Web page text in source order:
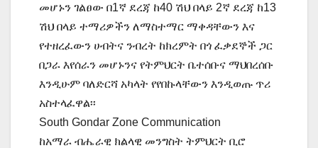
መሆኑን ገልፀው በ1ኛ ደረጃ ከ40 ሽህ በላይ 2ኛ ደረጃ ከ13
ሽህ በላይ ተማሪዎችን ለማስተማር ማቀዳቸውን እና
የተዘረፈውን ሀብትና ንብረት ከክረምት በጎ ፈቃደኞች ጋር
በጋራ እየሰራን መሆኑንና የትምህርት ቤተሰቡና ማህበረሰቡ
እንዲሁም ባለድርሻ አካላት የየበኩላቸውን እንዲወጡ ጥሪ
አስተላፈዋል፡፡
South Gondar Zone Communication
ከአማራ ብሔራዊ ክልላዊ መንግስት ትምህርት ቢሮ